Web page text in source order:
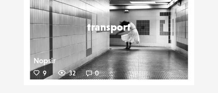
transport
Nopsir
9 32 0